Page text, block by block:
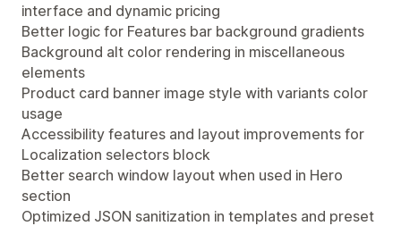
interface and dynamic pricing
Better logic for Features bar background gradients
Background alt color rendering in miscellaneous
elements
Product card banner image style with variants color
usage
Accessibility features and layout improvements for
Localization selectors block
Better search window layout when used in Hero
section
Optimized JSON sanitization in templates and preset